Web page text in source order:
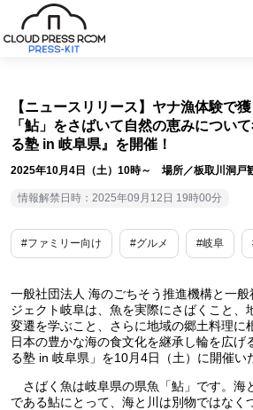
【ニュースリリース】ヤナ漁体験で
「鮎」をさばいて自然の恵みについ
る塾 in 岐阜県』を開催！
2025年10月4日（土）10時～ 場所／板取川洞戸
情報解禁日時：2025年09月12日 19時00分
#ファミリー向け #グルメ #岐阜
一般社団法人 海のごちそう推進機構と一
ジェクト岐阜は、魚を実際にさばくこと、
変遷を学ぶこと、さらに地域の郷土料理に
日本の豊かな海の食文化を継承し輪を広げ
る塾 in 岐阜県」を10月4日（土）に開催い
さばく魚は岐阜県の県魚「鮎」です。海
である鮎にとって、海と川は別物ではなく